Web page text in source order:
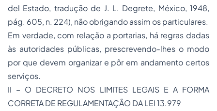
del Estado, tradução de J. L. Degrete, México, 1948,
pág. 605, n. 224), não obrigando assim os particulares.
Em verdade, com relação a portarias, há regras dadas
às autoridades públicas, prescrevendo-lhes o modo
por que devem organizar e pôr em andamento certos
serviços.
II – O DECRETO NOS LIMITES LEGAIS E A FORMA
CORRETA DE REGULAMENTAÇÃO DA LEI 13.979